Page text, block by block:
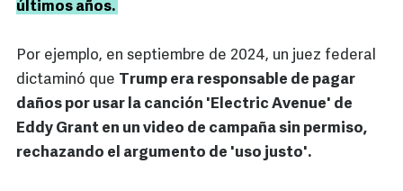
últimos años.
Por ejemplo, en septiembre de 2024, un juez federal
dictaminó que Trump era responsable de pagar
daños por usar la canción 'Electric Avenue' de
Eddy Grant en un video de campaña sin permiso,
rechazando el argumento de 'uso justo'.